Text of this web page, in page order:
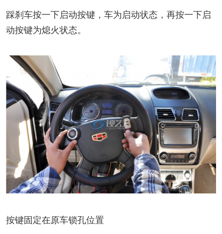
踩刹车按一下启动按键，车为启动状态，再按一下启
动按键为熄火状态。
按键固定在原车锁孔位置